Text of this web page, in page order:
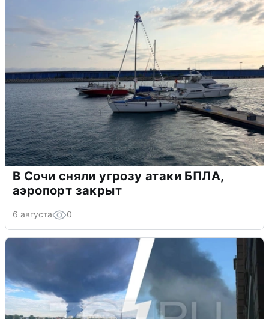
В Сочи сняли угрозу атаки БПЛА,
аэропорт закрыт
6 августа 0